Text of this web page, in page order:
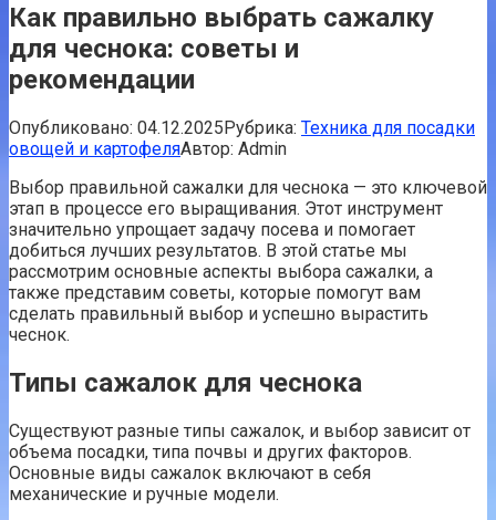
Как правильно выбрать сажалку
для чеснока: советы и
рекомендации
Опубликовано: 04.12.2025Рубрика: Техника для посадки
овощей и картофеляАвтор: Admin
Выбор правильной сажалки для чеснока — это ключевой
этап в процессе его выращивания. Этот инструмент
значительно упрощает задачу посева и помогает
добиться лучших результатов. В этой статье мы
рассмотрим основные аспекты выбора сажалки, а
также представим советы, которые помогут вам
сделать правильный выбор и успешно вырастить
чеснок.
Типы сажалок для чеснока
Существуют разные типы сажалок, и выбор зависит от
объема посадки, типа почвы и других факторов.
Основные виды сажалок включают в себя
механические и ручные модели.